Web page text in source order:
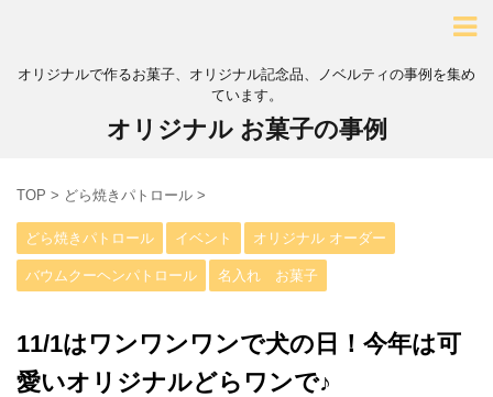
オリジナルで作るお菓子、オリジナル記念品、ノベルティの事例を集め
ています。
オリジナル お菓子の事例
TOP > どら焼きパトロール >
どら焼きパトロール イベント オリジナル オーダー
バウムクーヘンパトロール 名入れ お菓子
11/1はワンワンワンで犬の日！今年は可
愛いオリジナルどらワンで♪